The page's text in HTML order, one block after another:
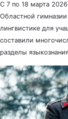
С 7 по 18 марта 2026
Областной
лингвистике для
составили
разделы